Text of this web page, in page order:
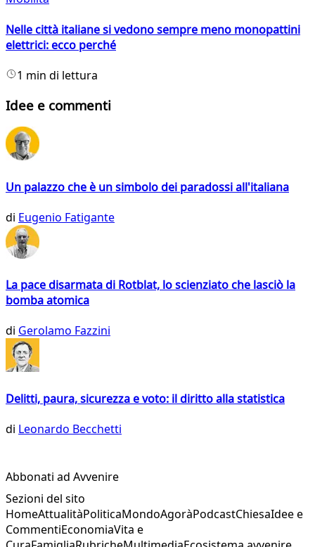
Nelle città italiane si vedono sempre meno monopattini
elettrici: ecco perché
1 min di lettura
Idee e commenti
Un palazzo che è un simbolo dei paradossi all'italiana
di Eugenio Fatigante
La pace disarmata di Rotblat, lo scienziato che lasciò la
bomba atomica
di Gerolamo Fazzini
Delitti, paura, sicurezza e voto: il diritto alla statistica
di Leonardo Becchetti
Abbonati ad Avvenire
Sezioni del sito
HomeAttualitàPoliticaMondoAgoràPodcastChiesaIdee e
CommentiEconomiaVita e